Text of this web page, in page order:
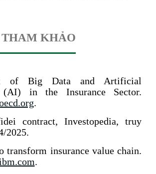
KHẢO
of Big Data and Artificial
(AI) in the Insurance Sector.
.
contract, Investopedia, truy
2025.
transform insurance value chain.
.